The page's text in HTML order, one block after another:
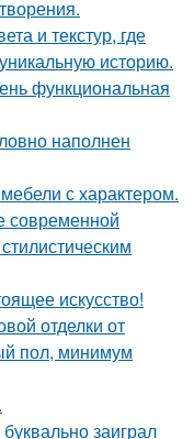
и текстур, где
историю.
функциональная
наполнен
с характером.
современной
искусство!
отделки от
пол, минимум
заиграл